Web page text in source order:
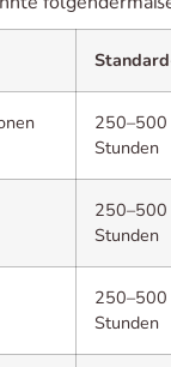
Stunden
Stunden
Stunden